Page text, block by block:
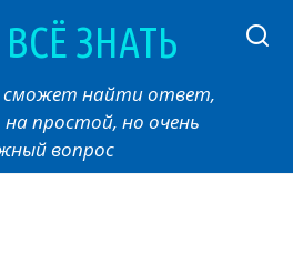
ЗНАТЬ
сможет найти ответ,
на простой, но очень
вопрос